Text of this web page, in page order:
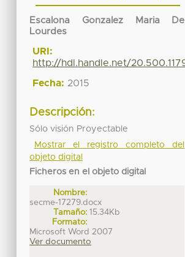
Escalona Gonzalez Maria De
Lourdes
URI:
http://hdl.handle.net/
Fecha: 2015
Descripción:
Sólo visión Proyectable
Mostrar el registro completo del
objeto digital
Ficheros en el objeto digital
Nombre:
secme-17279.docx
Tamaño: 15.34Kb
Formato:
Microsoft Word 2007
Ver documento